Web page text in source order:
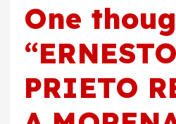
One
“ERNESTO
PRIETO